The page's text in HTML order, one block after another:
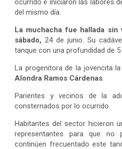
ocurrido e iniciaron las labores
del mismo día.
La muchacha fue hallada sin
sábado, 24 de junio. Su
tanque con una profundidad de
La progenitora de la jovencita
Alondra Ramos Cárdenas.
Parientes y vecinos de la
consternados por lo ocurrido.
Habitantes del sector hicieron
representantes para que no
continúen frecuentado este